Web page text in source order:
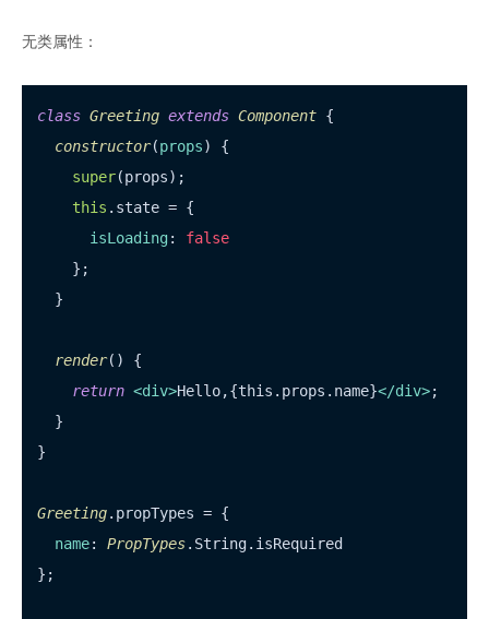
无类属性：
class Greeting extends Component {
constructor(props) {
super(props);
this . state = {
isLoading: false
    };
  }
render( ) {
return <div>Hello,{this.props.name}</div>;
  }
}
Greeting. propTypes = {
name: PropTypes. String. isRequired
};